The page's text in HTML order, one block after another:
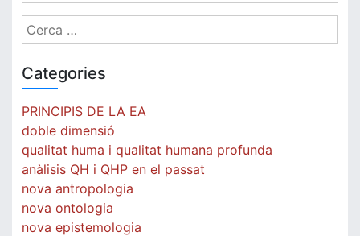
Cerca:
Categories
PRINCIPIS DE LA EA
doble dimensió
qualitat huma i qualitat humana profunda
anàlisis QH i QHP en el passat
nova antropologia
nova ontologia
nova epistemologia